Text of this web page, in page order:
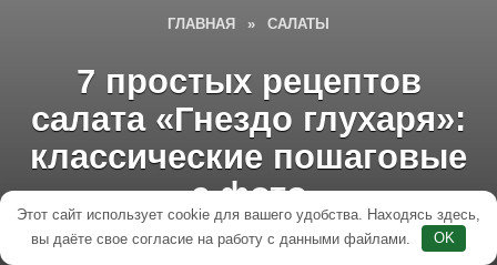
ГЛАВНАЯ » САЛАТЫ
7 простых рецептов
салата «Гнездо глухаря»:
классические пошаговые
с фото
Этот сайт использует cookie для вашего удобства. Находясь здесь,
вы даёте свое согласие на работу с данными файлами.
OK